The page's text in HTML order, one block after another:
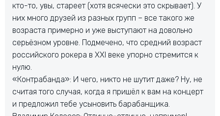
кто-то, увы, стареет (хотя всячески это скрывает). У
них много друзей из разных групп – все такого же
возраста примерно и уже выступают на довольно
серьёзном уровне. Подмечено, что средний возраст
российского рокера в XXI веке упорно стремится к
нулю.
«Контрабанда»: И чего, никто не шутит даже? Ну, не
считая того случая, когда я пришёл к вам на концерт
и предложил тебе усыновить барабанщика.